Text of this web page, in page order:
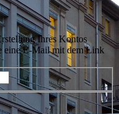
Ihres Kontos
eine E-Mail mit dem Link